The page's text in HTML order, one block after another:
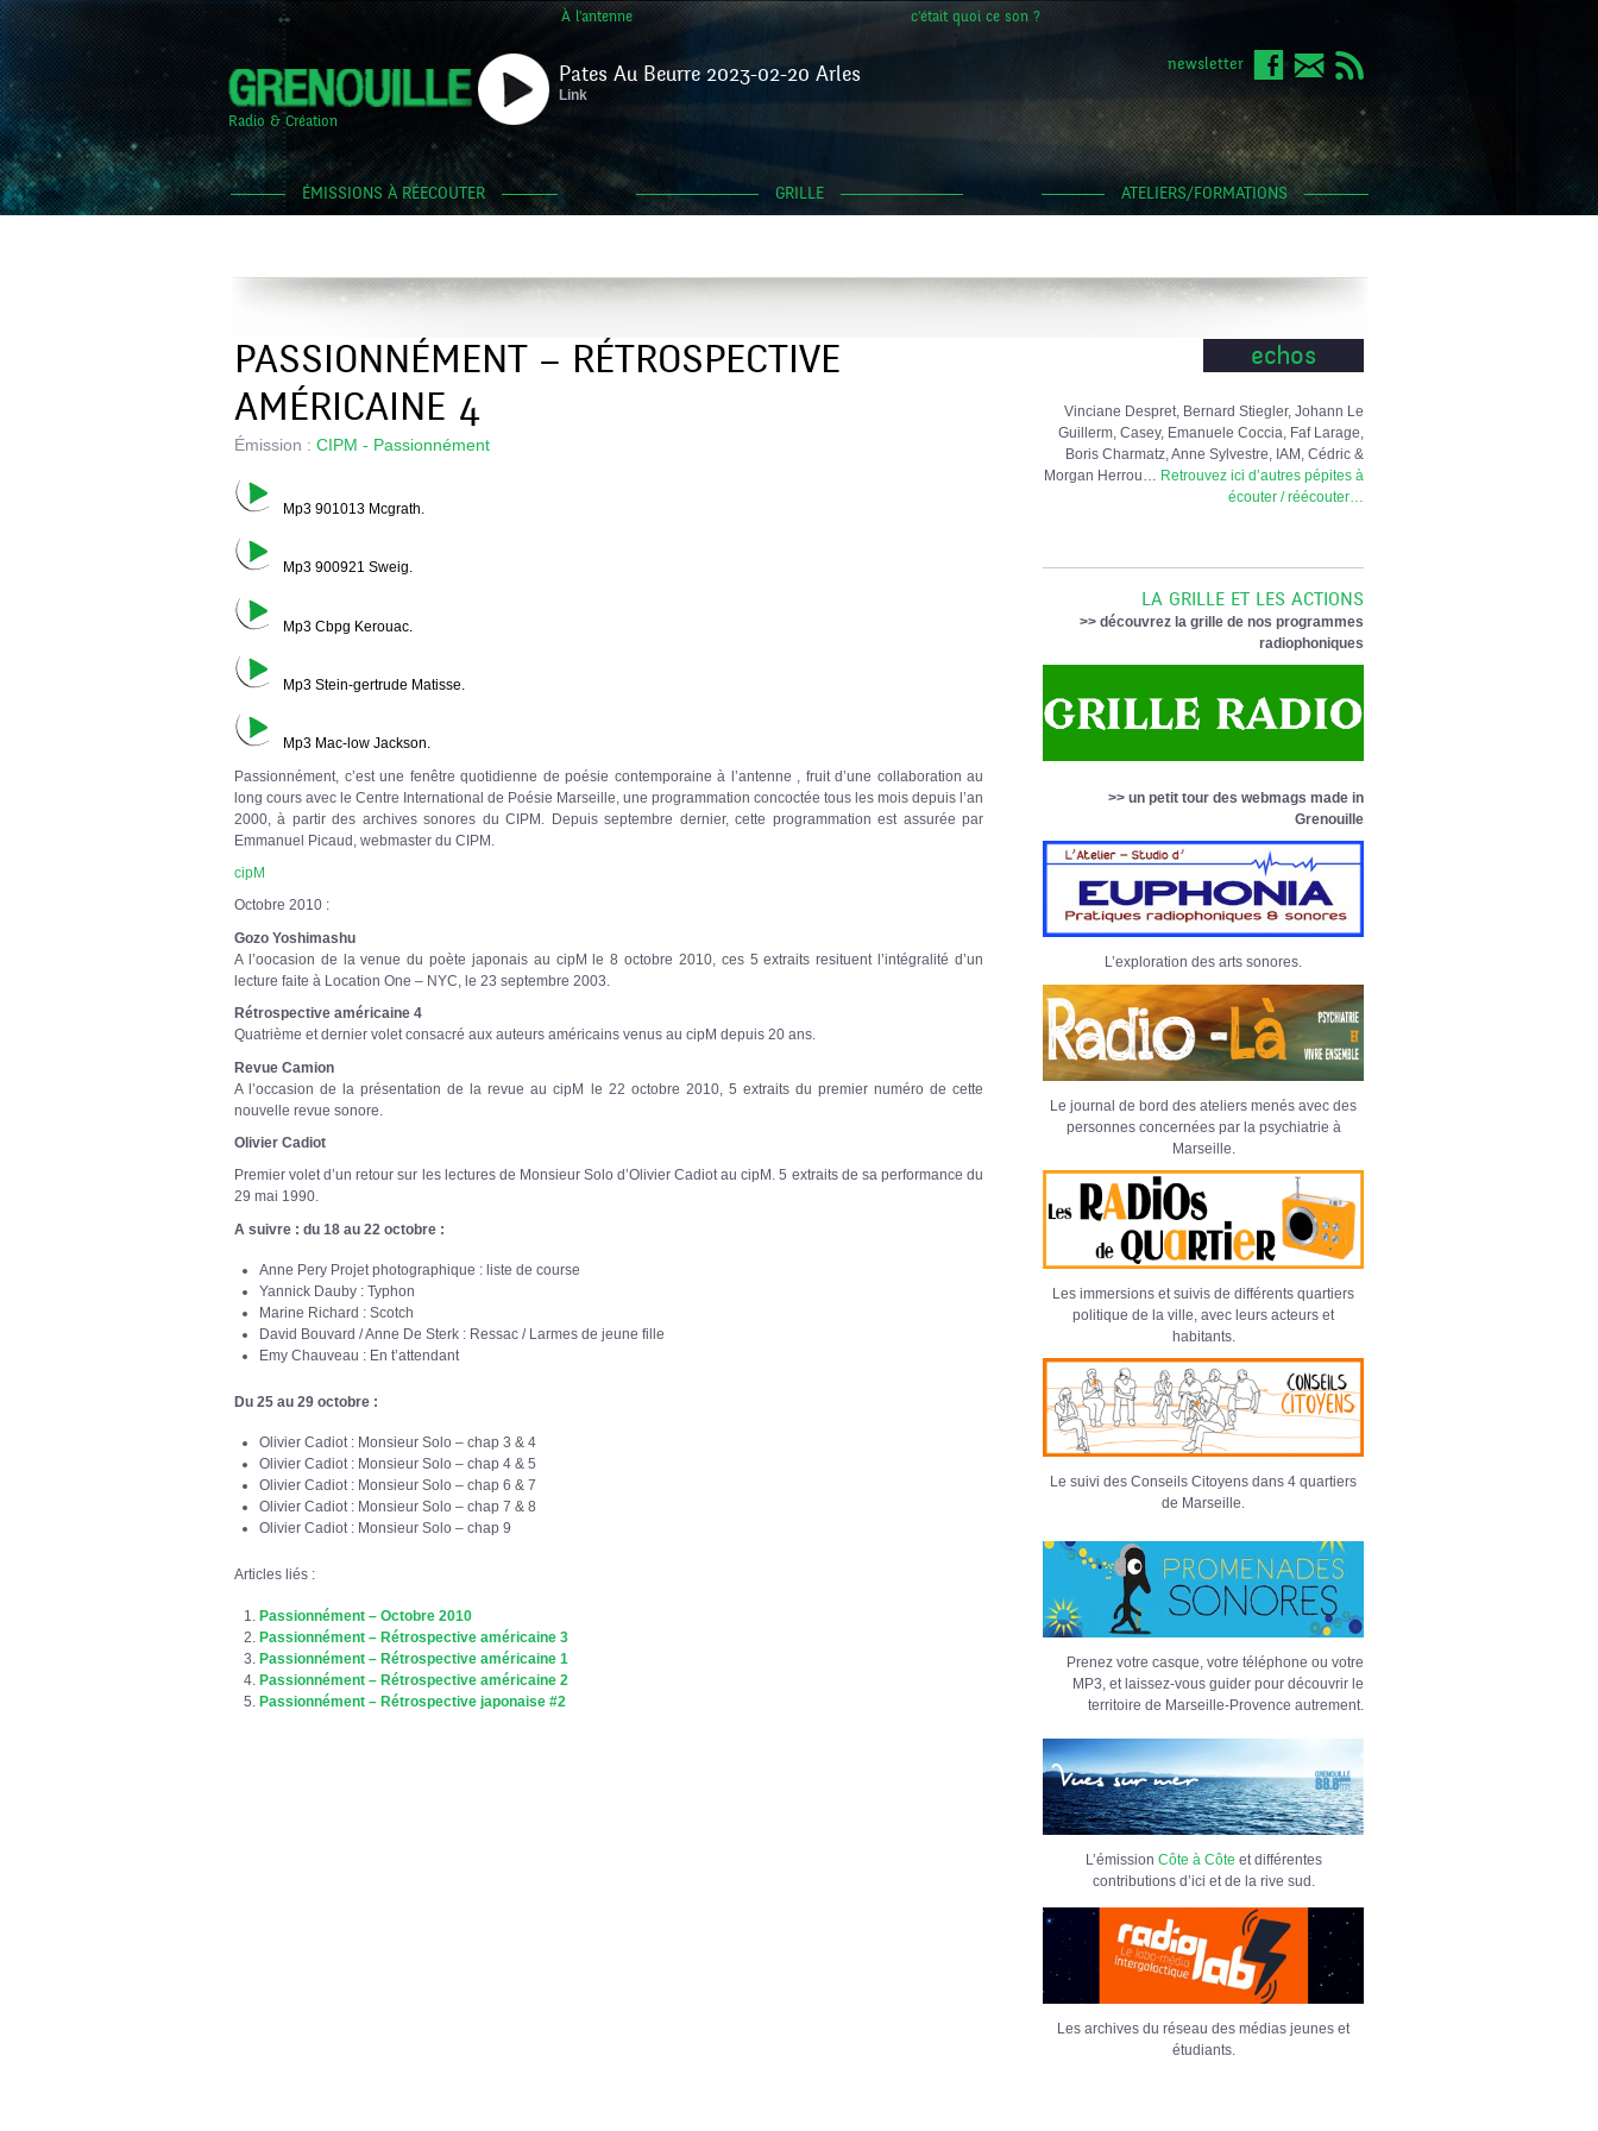
À l'antenne c'était quoi ce son ?
Radio & Création
Pates Au Beurre 2023-02-20 Arles
Link
newsletter
ÉMISSIONS À RÉECOUTER GRILLE ATELIERS/FORMATIONS
PASSIONNÉMENT – RÉTROSPECTIVE
AMÉRICAINE 4
Émission : CIPM - Passionnément
Mp3 901013 Mcgrath.
Mp3 900921 Sweig.
Mp3 Cbpg Kerouac.
Mp3 Stein-gertrude Matisse.
Mp3 Mac-low Jackson.
Passionnément, c’est une fenêtre quotidienne de poésie contemporaine à l’antenne , fruit d’une collaboration au
long cours avec le Centre International de Poésie Marseille, une programmation concoctée tous les mois depuis l’an
2000, à partir des archives sonores du CIPM. Depuis septembre dernier, cette programmation est assurée par
Emmanuel Picaud, webmaster du CIPM.
cipM
Octobre 2010 :
Gozo Yoshimashu
A l’oocasion de la venue du poète japonais au cipM le 8 octobre 2010, ces 5 extraits resituent l’intégralité d’un
lecture faite à Location One – NYC, le 23 septembre 2003.
Rétrospective américaine 4
Quatrième et dernier volet consacré aux auteurs américains venus au cipM depuis 20 ans.
Revue Camion
A l’occasion de la présentation de la revue au cipM le 22 octobre 2010, 5 extraits du premier numéro de cette
nouvelle revue sonore.
Olivier Cadiot
Premier volet d’un retour sur les lectures de Monsieur Solo d’Olivier Cadiot au cipM. 5 extraits de sa performance du
29 mai 1990.
A suivre : du 18 au 22 octobre :
Anne Pery Projet photographique : liste de course
Yannick Dauby : Typhon
Marine Richard : Scotch
David Bouvard / Anne De Sterk : Ressac / Larmes de jeune fille
Emy Chauveau : En t’attendant
Du 25 au 29 octobre :
Olivier Cadiot : Monsieur Solo – chap 3 & 4
Olivier Cadiot : Monsieur Solo – chap 4 & 5
Olivier Cadiot : Monsieur Solo – chap 6 & 7
Olivier Cadiot : Monsieur Solo – chap 7 & 8
Olivier Cadiot : Monsieur Solo – chap 9
Articles liés :
Passionnément – Octobre 2010
Passionnément – Rétrospective américaine 3
Passionnément – Rétrospective américaine 1
Passionnément – Rétrospective américaine 2
Passionnément – Rétrospective japonaise #2
echos
Vinciane Despret, Bernard Stiegler, Johann Le
Guillerm, Casey, Emanuele Coccia, Faf Larage,
Boris Charmatz, Anne Sylvestre, IAM, Cédric &
Morgan Herrou… Retrouvez ici d’autres pépites à
écouter / réécouter…
LA GRILLE ET LES ACTIONS
>> découvrez la grille de nos programmes
radiophoniques
>> un petit tour des webmags made in
Grenouille
L’exploration des arts sonores.
Le journal de bord des ateliers menés avec des
personnes concernées par la psychiatrie à
Marseille.
Les immersions et suivis de différents quartiers
politique de la ville, avec leurs acteurs et
habitants.
Le suivi des Conseils Citoyens dans 4 quartiers
de Marseille.
Prenez votre casque, votre téléphone ou votre
MP3, et laissez-vous guider pour découvrir le
territoire de Marseille-Provence autrement.
L’émission Côte à Côte et différentes
contributions d’ici et de la rive sud.
Les archives du réseau des médias jeunes et
étudiants.